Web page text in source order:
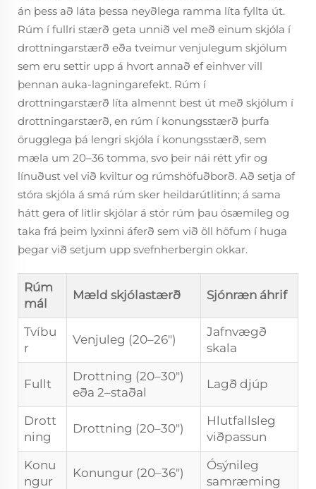
án þess að láta þessa neyðlega ramma líta fyllta út.
Rúm í fullri stærð geta unnið vel með einum skjóla í
drottningarstærð eða tveimur venjulegum skjólum
sem eru settir upp á hvort annað ef einhver vill
þennan auka-lagningarefekt. Rúm í
drottningarstærð líta almennt best út með skjólum í
drottningarstærð, en rúm í konungsstærð þurfa
örugglega þá lengri skjóla í konungsstærð, sem
mæla um 20–36 tomma, svo þeir nái rétt yfir og
línuðust vel við kviltur og rúmshöfuðborð. Að setja of
stóra skjóla á smá rúm sker heildarútlitinn; á sama
hátt gera of litlir skjólar á stór rúm þau ósæmileg og
taka frá þeim lyxinni áferð sem við öll höfum í huga
þegar við setjum upp svefnherbergin okkar.
Rúm
mál
Mæld skjólastærð Sjónræn áhrif
Tvíbu
r
Venjuleg (20–26")
Jafnvægð
skala
Fullt
Drottning (20–30")
eða 2–staðal
Lagð djúp
Drott
ning
Drottning (20–30")
Hlutfallsleg
viðpassun
Konu
ngur
Konungur (20–36")
Ósýnileg
samræming